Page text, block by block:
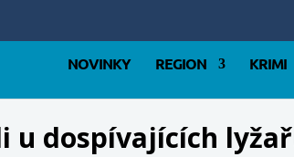
NOVINKY REGION KRIMI
u dospívajících